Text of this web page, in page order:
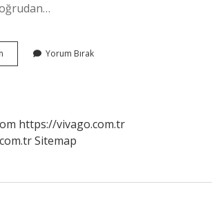
Paspas
Yorum Bırak
https://vivago.com.tr
Sitemap